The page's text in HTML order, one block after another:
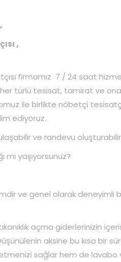
,
firmamız 7 / 24 saat
türlü tesisat, tamirat ve
ile birlikte nöbetçi
ediyoruz.
ve randevu
mı yaşıyorsunuz?
ve genel olarak deneyimli
açma giderlerinizin
aksine bu kısa bir
sağlar hem de lavabo